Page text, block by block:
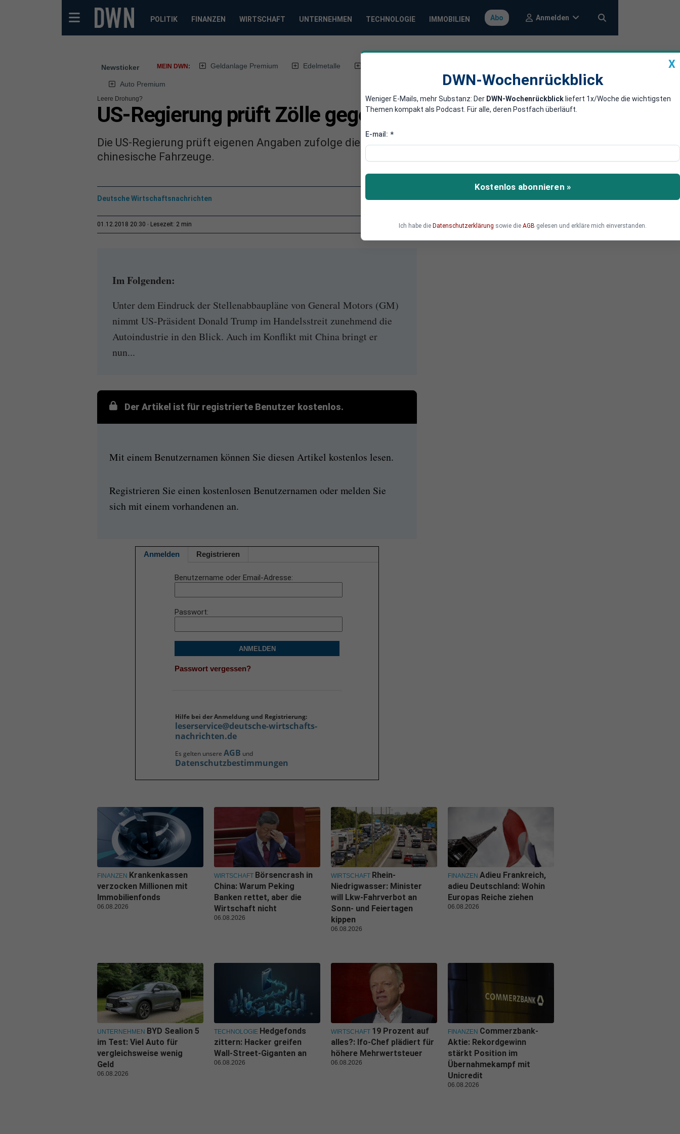
POLITIK FINANZEN WIRTSCHAFT UNTERNEHMEN TECHNOLOGIE IMMOBILIEN Abo Anmelden
Newsticker MEIN DWN: Geldanlage Premium Edelmetalle
Auto Premium
Leere Drohung?
US-Regierung prüft Zölle gegen chinesische Autos
Die US-Regierung prüft eigenen Angaben zufolge die Erhebung von Importzöllen gegen
chinesische Fahrzeuge.
Deutsche Wirtschaftsnachrichten
01.12.2018 20:30 Lesezeit: 2 min
Im Folgenden:
Unter dem Eindruck der Stellenabbaupläne von General Motors (GM)
nimmt US-Präsident Donald Trump im Handelsstreit zunehmend die
Autoindustrie in den Blick. Auch im Konflikt mit China bringt er
nun...
Der Artikel ist für registrierte Benutzer kostenlos.
Mit einem Benutzernamen können Sie diesen Artikel kostenlos lesen.
Registrieren Sie einen kostenlosen Benutzernamen oder melden Sie
sich mit einem vorhandenen an.
Anmelden Registrieren
Benutzername oder Email-Adresse
Passwort
ANMELDEN
Passwort vergessen?
Hilfe bei der Anmeldung und Registrierung:
leserservice@deutsche-wirtschafts-
nachrichten.de
Es gelten unsere AGB und
Datenschutzbestimmungen
X
DWN-Wochenrückblick
Weniger E-Mails, mehr Substanz: Der DWN-Wochenrückblick liefert 1x/Woche die wichtigsten
Themen kompakt als Podcast. Für alle, deren Postfach überläuft.
E-mail: *
Kostenlos abonnieren »
Ich habe die Datenschutzerklärung sowie die AGB gelesen und erkläre mich einverstanden.
FINANZEN Krankenkassen
verzocken Millionen mit
Immobilienfonds
06.08.2026
WIRTSCHAFT Börsencrash in
China: Warum Peking
Banken rettet, aber die
Wirtschaft nicht
06.08.2026
WIRTSCHAFT Rhein-
Niedrigwasser: Minister
will Lkw-Fahrverbot an
Sonn- und Feiertagen
kippen
06.08.2026
FINANZEN Adieu Frankreich,
adieu Deutschland: Wohin
Europas Reiche ziehen
06.08.2026
UNTERNEHMEN BYD Sealion 5
im Test: Viel Auto für
vergleichsweise wenig
Geld
06.08.2026
TECHNOLOGIE Hedgefonds
zittern: Hacker greifen
Wall-Street-Giganten an
06.08.2026
WIRTSCHAFT 19 Prozent auf
alles?: Ifo-Chef plädiert für
höhere Mehrwertsteuer
06.08.2026
FINANZEN Commerzbank-
Aktie: Rekordgewinn
stärkt Position im
Übernahmekampf mit
Unicredit
06.08.2026